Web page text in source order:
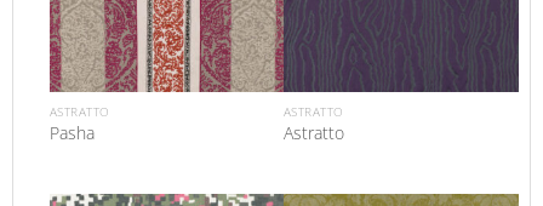
ASTRATTO
Pasha
ASTRATTO
Astratto